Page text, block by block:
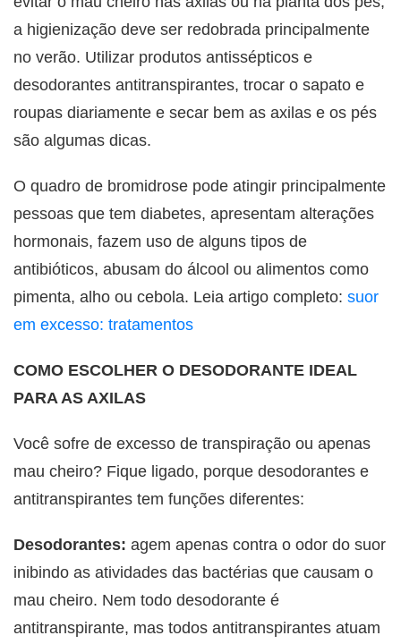
a higienização deve ser redobrada principalmente
no verão. Utilizar produtos antissépticos e
desodorantes antitranspirantes, trocar o sapato e
roupas diariamente e secar bem as axilas e os pés
são algumas dicas.
O quadro de bromidrose pode atingir principalmente
pessoas que tem diabetes, apresentam alterações
hormonais, fazem uso de alguns tipos de
antibióticos, abusam do álcool ou alimentos como
pimenta, alho ou cebola. Leia artigo completo: suor
em excesso: tratamentos
COMO ESCOLHER O DESODORANTE IDEAL
PARA AS AXILAS
Você sofre de excesso de transpiração ou apenas
mau cheiro? Fique ligado, porque desodorantes e
antitranspirantes tem funções diferentes:
Desodorantes: agem apenas contra o odor do suor
inibindo as atividades das bactérias que causam o
mau cheiro. Nem todo desodorante é
antitranspirante, mas todos antitranspirantes atuam